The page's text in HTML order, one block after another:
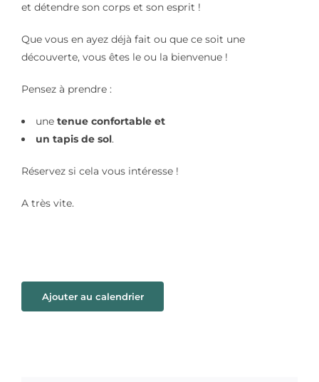
et détendre son corps et son esprit !
Que vous en ayez déjà fait ou que ce soit une
découverte, vous êtes le ou la bienvenue !
Pensez à prendre :
une tenue confortable et
un tapis de sol.
Réservez si cela vous intéresse !
A très vite.
Ajouter au calendrier